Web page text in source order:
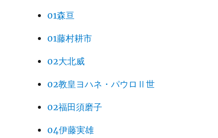
01森亘
01藤村耕市
02大北威
02教皇ヨハネ・パウロⅡ世
02福田須磨子
04伊藤実雄